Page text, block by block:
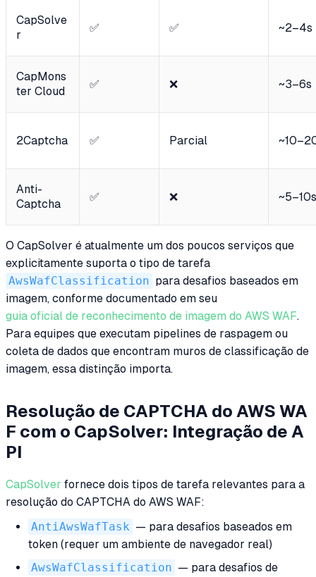
CapSolve
r
✅ ✅ ~2–4s
CapMons
ter Cloud
✅ ❌ ~3–6s
2Captcha ✅ Parcial
Anti-
Captcha
✅ ❌ ~5–10s
O CapSolver é atualmente um dos poucos serviços que
explicitamente suporta o tipo de tarefa
AwsWafClassification para desafios baseados em
imagem, conforme documentado em seu
guia oficial de reconhecimento de imagem do AWS WAF.
Para equipes que executam pipelines de raspagem ou
coleta de dados que encontram muros de classificação de
imagem, essa distinção importa.
Resolução de CAPTCHA do AWS WA
F com o CapSolver: Integração de A
PI
CapSolver fornece dois tipos de tarefa relevantes para a
resolução do CAPTCHA do AWS WAF:
AntiAwsWafTask — para desafios baseados em
token (requer um ambiente de navegador real)
AwsWafClassification — para desafios de